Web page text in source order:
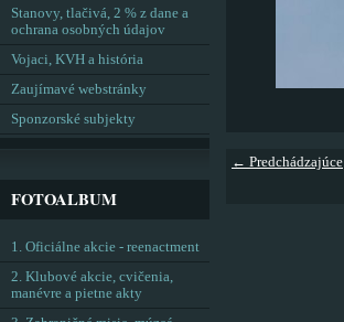
← Predchádzajúce
Stanovy, tlačivá, 2 % z dane a
ochrana osobných údajov
Vojaci, KVH a história
Zaujímavé webstránky
Sponzorské subjekty
FOTOALBUM
1. Oficiálne akcie - reenactment
2. Klubové akcie, cvičenia,
manévre a pietne akty